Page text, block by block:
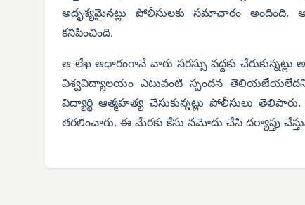
అదృశ్యమైనట్లు పోలీసులకు సమాచారం
కనిపించింది.
ఆ లేఖ ఆధారంగానే వారు సరస్సు వద్దకు చేరుకున్నట్లు
విశ్వవిద్యాలయం ఎటువంటి స్పందన
విద్యార్థి ఆత్మహత్య చేసుకున్నట్లు పోలీసులు
తరలించారు. ఈ మేరకు కేసు నమోదు చేసి దర్యాప్తు